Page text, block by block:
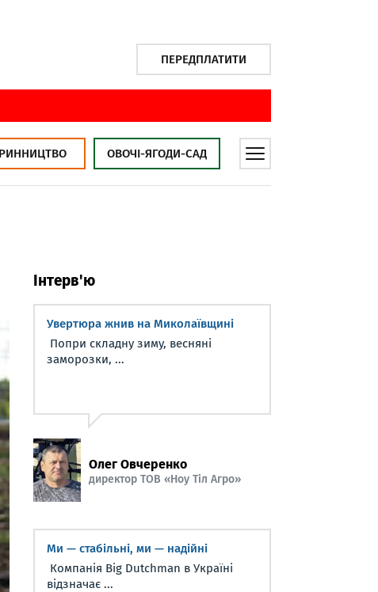
ПЕРЕДПЛАТИТИ
ОВОЧІ-ЯГОДИ-САД
Інтерв'ю
Увертюра жнив на Миколаївщині
Попри складну зиму, весняні
заморозки, ...
Олег Овчеренко
директор ТОВ «Ноу Тіл Агро»
Ми — стабільні, ми — надійні
Компанія Big Dutchman в Україні
відзначає ...